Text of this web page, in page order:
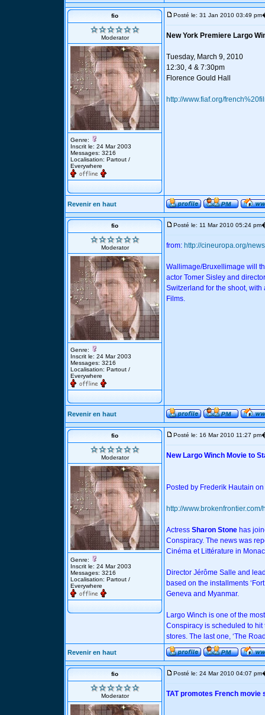
fio
Moderator
Genre:
Inscrit le: 24 Mar 2003
Messages: 3216
Localisation: Partout /
Everywhere
Posté le: 31 Jan 2010 03:49 pm
New York Premiere Largo
Tuesday, March 9, 2010
12:30, 4 & 7:30pm
Florence Gould Hall
http://www.fiaf.org/
Revenir en haut
fio
Moderator
Genre:
Inscrit le: 24 Mar 2003
Messages: 3216
Localisation: Partout /
Everywhere
Posté le: 11 Mar 2010 05:24 pm
from: http://cineuropa.org/
Wallimage/Bruxellimage will
actor Tomer Sisley and
Switzerland for the shoot,
Films.
Revenir en haut
fio
Moderator
Genre:
Inscrit le: 24 Mar 2003
Messages: 3216
Localisation: Partout /
Everywhere
Posté le: 16 Mar 2010 11:27 pm
New Largo Winch Movie to
Posted by Frederik Hautain
http://
Actress Sharon Stone has
Conspiracy. The news was
Cinéma et Littérature in
Director Jérôme Salle and
based on the installments
Geneva and Myanmar.
Largo Winch is one of the
Conspiracy is scheduled to
stores. The last one, ‘The
Revenir en haut
fio
Moderator
Posté le: 24 Mar 2010 04:07 pm
TAT promotes French movie